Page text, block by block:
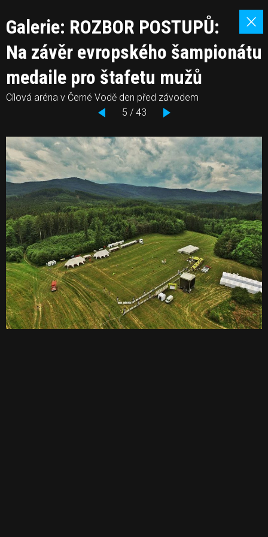
Galerie: ROZBOR POSTUPŮ:
Na závěr evropského šampionátu
medaile pro štafetu mužů
Cílová aréna v Černé Vodě den před závodem
5 / 43